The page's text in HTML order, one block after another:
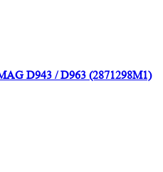
D943 / D963 (2871298M1)